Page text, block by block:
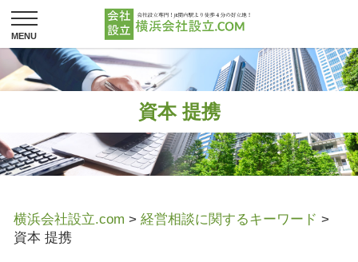
資本 提携
横浜会社設立.com > 経営相談に関するキーワード >
資本 提携